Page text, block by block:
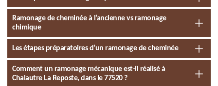
Ramonage de cheminée à l’ancienne vs ramonage
chimique
Les étapes préparatoires d’un ramonage de cheminée
Comment un ramonage mécanique est-il réalisé à
Chalautre La Reposte, dans le 77520 ?